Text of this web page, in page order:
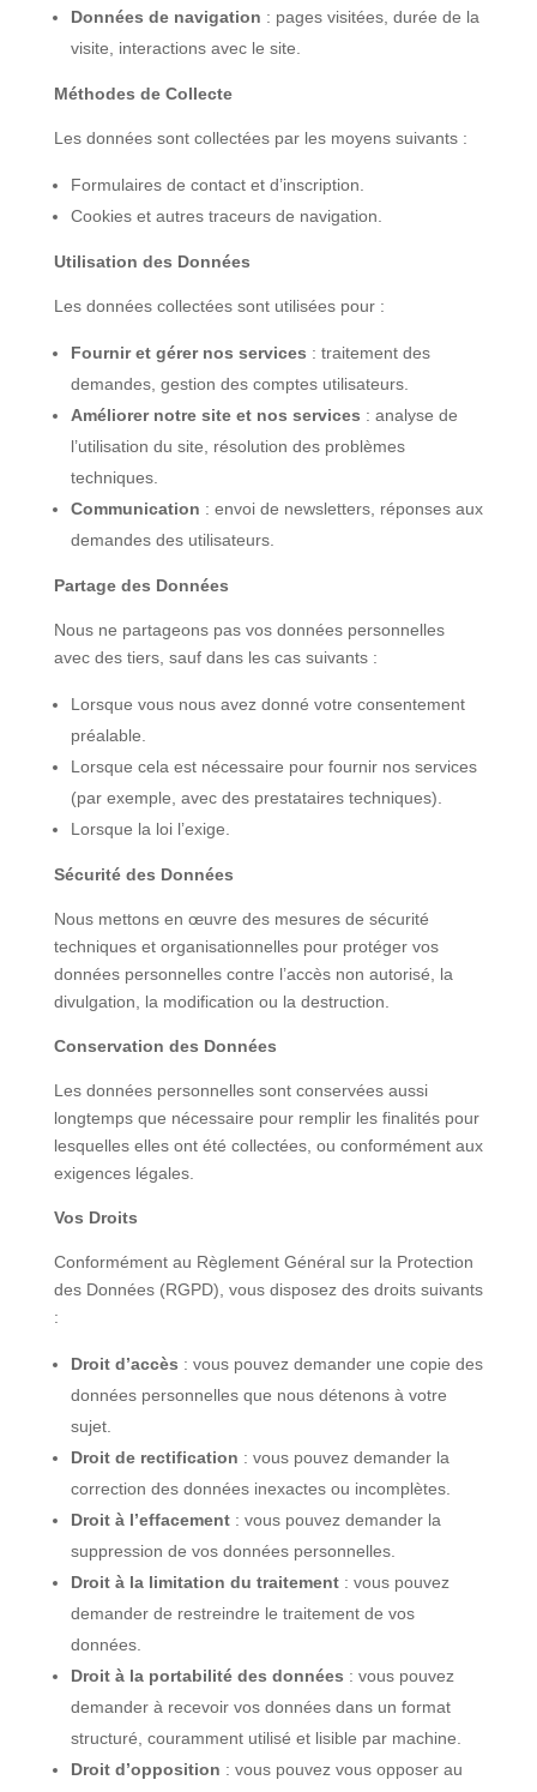
Données de navigation : pages visitées, durée de la
visite, interactions avec le site.
Méthodes de Collecte
Les données sont collectées par les moyens suivants :
Formulaires de contact et d’inscription.
Cookies et autres traceurs de navigation.
Utilisation des Données
Les données collectées sont utilisées pour :
Fournir et gérer nos services : traitement des
demandes, gestion des comptes utilisateurs.
Améliorer notre site et nos services : analyse de
l’utilisation du site, résolution des problèmes
techniques.
Communication : envoi de newsletters, réponses aux
demandes des utilisateurs.
Partage des Données
Nous ne partageons pas vos données personnelles
avec des tiers, sauf dans les cas suivants :
Lorsque vous nous avez donné votre consentement
préalable.
Lorsque cela est nécessaire pour fournir nos services
(par exemple, avec des prestataires techniques).
Lorsque la loi l’exige.
Sécurité des Données
Nous mettons en œuvre des mesures de sécurité
techniques et organisationnelles pour protéger vos
données personnelles contre l’accès non autorisé, la
divulgation, la modification ou la destruction.
Conservation des Données
Les données personnelles sont conservées aussi
longtemps que nécessaire pour remplir les finalités pour
lesquelles elles ont été collectées, ou conformément aux
exigences légales.
Vos Droits
Conformément au Règlement Général sur la Protection
des Données (RGPD), vous disposez des droits suivants
:
Droit d’accès : vous pouvez demander une copie des
données personnelles que nous détenons à votre
sujet.
Droit de rectification : vous pouvez demander la
correction des données inexactes ou incomplètes.
Droit à l’effacement: vous pouvez demander la
suppression de vos données personnelles.
Droit à la limitation du traitement: vous pouvez
demander de restreindre le traitement de vos
données.
Droit à la portabilité des données : vous pouvez
demander à recevoir vos données dans un format
structuré, couramment utilisé et lisible par machine.
Droit d’opposition : vous pouvez vous opposer au